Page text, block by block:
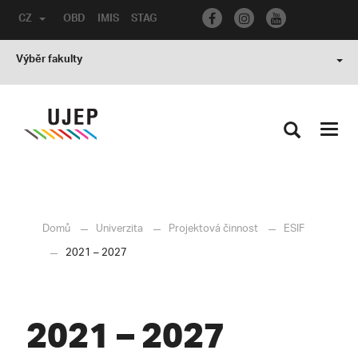
OBD IMIS STAG
CZ
Výběr fakulty
Domů Univerzita Projektová činnost
ESIF
2021 – 2027
2021 – 2027